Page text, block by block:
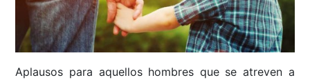
Aplausos para aquellos hombres que se atreven a